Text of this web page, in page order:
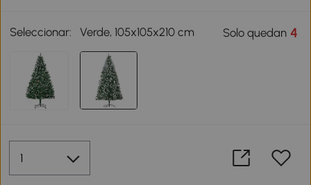
Seleccionar: Verde, 105x105x210 cm Solo quedan4